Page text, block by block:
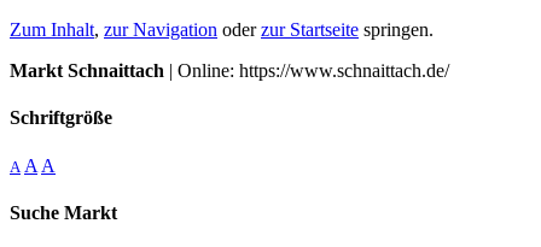
Zum Inhalt, zur Navigation oderzur Startseite springen.
Markt Schnaittach | Online: https://www.schnaittach.de/
Schriftgröße
A A A
Suche Markt